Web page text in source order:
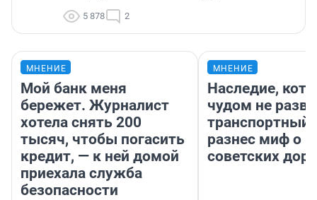
5 878 2
МНЕНИЕ
Мой банк меня
бережет. Журналист
хотела снять 200
тысяч, чтобы погасить
кредит, — к ней домой
приехала служба
безопасности
МНЕНИЕ
Наследие,
чудом не
транспортный
разнес миф о
советских